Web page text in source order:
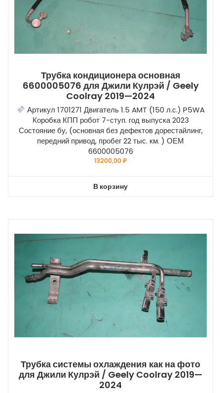
Трубка кондиционера основная
6600005076 для Джили Кулрэй / Geely
Coolray 2019—2024
Артикул 1701271 Двигатель 1.5 AMT (150 л.с.) P5WA
Коробка КПП робот 7-ступ. год выпуска 2023
Состояние бу, (основная без дефектов дорестайлинг,
передний привод, пробег 22 тыс. км. ) ОЕМ
6600005076
13200,00₽
В корзину
Трубка системы охлаждения как на фото
для Джили Кулрэй / Geely Coolray 2019—
2024